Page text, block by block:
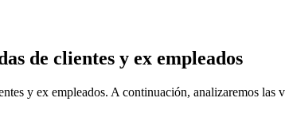
de clientes y ex empleados
y ex empleados. A continuación, analizaremos